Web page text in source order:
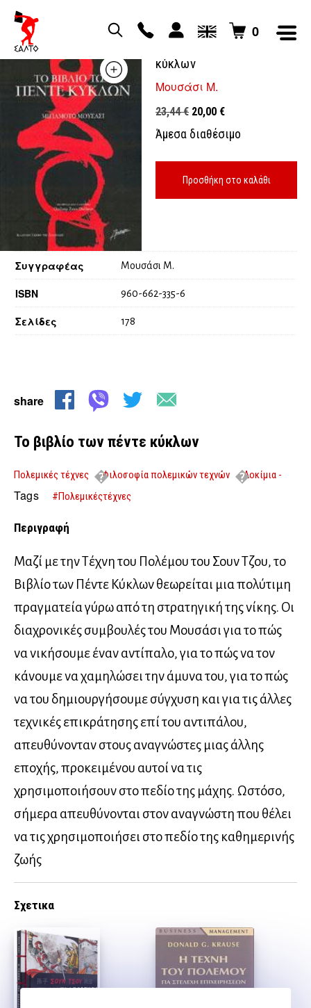
0
κύκλων
Μουσάσι Μ.
23,44€ Original
price
23,44 €.
20,00 €Η
τρέχουσα
τιμή
είναι:
20,00 €.
Άμεσα διαθέσιμο
Προσθήκη στο καλάθι
Συγγραφέας Μουσάσι Μ.
ISBN 960-662-335-6
Σελίδες 178
share
Το βιβλίο των πέντε κύκλων
Πολεμικές τέχνες Φιλοσοφία πολεμικών τεχνών
Δοκίμια -
Μελέτες
Το βιβλίο των πέντε κύκλων
Tags #Πολεμικέςτέχνες
Περιγραφή
Mαζί με την Τέχνη του Πολέμου του Σουν Τζου, το
Βιβλίο των Πέντε Κύκλων θεωρείται μια πολύτιμη
πραγματεία γύρω από τη στρατηγική της νίκης. Οι
διαχρονικές συμβουλές του Μουσάσι για το πώς
να νικήσουμε έναν αντίπαλο, για το πώς να τον
κάνουμε να χαμηλώσει την άμυνα του, για το πώς
να του δημιουργήσουμε σύγχυση και για τις άλλες
τεχνικές επικράτησης επί του αντιπάλου,
απευθύνονταν στους αναγνώστες μιας άλλης
εποχής, προκειμένου αυτοί να τις
χρησιμοποιήσουν στο πεδίο της μάχης. Ωστόσο,
σήμερα απευθύνονται στον αναγνώστη που θέλει
να τις χρησιμοποιήσει στο πεδίο της καθημερινής
ζωής
Σχετικα